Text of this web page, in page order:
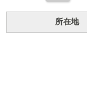
所在地